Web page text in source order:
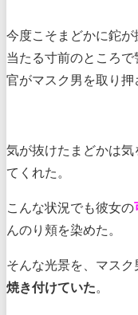
今度こそまどかに鉈
当たる寸前のところ
官がマスク男を取り押
気が抜けたまどかは
てくれた。
こんな状況でも彼女の
んのり頬を染めた。
そんな光景を、マス
焼き付けていた。